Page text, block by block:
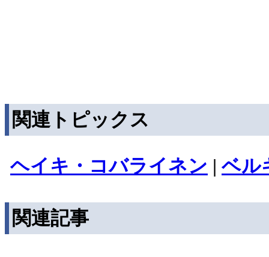
関連トピックス
ヘイキ・コバライネン | ベル
関連記事